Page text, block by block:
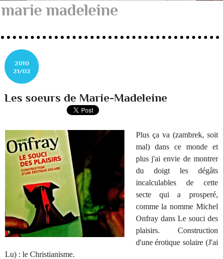
marie madeleine
2010
21/02
Les soeurs de Marie-Madeleine
Plus ça va (zambrek, soit
mal) dans ce monde et
plus j'ai envie de montrer
du doigt les dégâts
incalculables de cette
secte qui a prosperé,
comme la nomme Michel
Onfray dans Le souci des
plaisirs. Construction
d'une érotique solaire (J'ai
Lu) : le Christianisme.